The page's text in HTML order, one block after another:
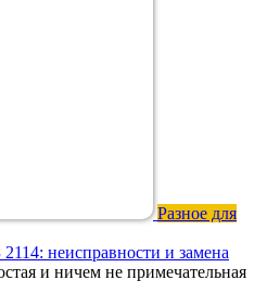
Разное для
неисправности и замена
и ничем не примечательная